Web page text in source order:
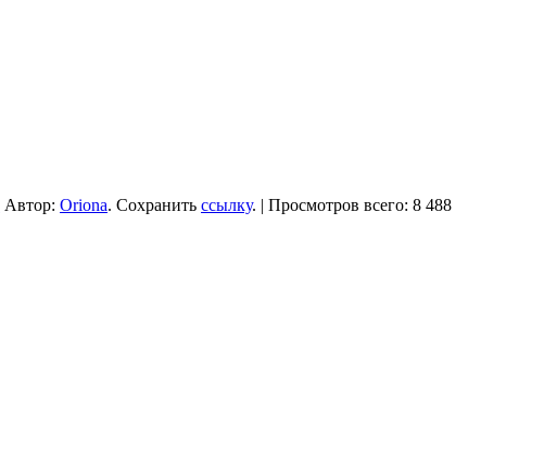
Автор: Oriona. Сохранить ссылку. | Просмотров всего: 8 488